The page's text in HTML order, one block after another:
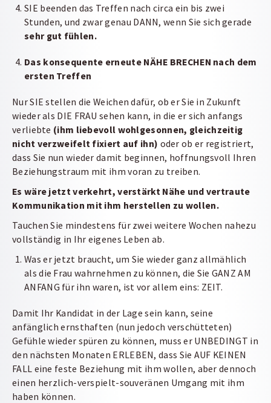
SIE beenden das Treffen nach circa ein bis zwei
Stunden, und zwar genau DANN, wenn Sie sich gerade
sehr gut fühlen.
Das konsequente erneute NÄHE BRECHEN nach dem
ersten Treffen
Nur SIE stellen die Weichen dafür, ob er Sie in Zukunft
wieder als DIE FRAU sehen kann, in die er sich anfangs
verliebte (ihm liebevoll wohlgesonnen, gleichzeitig
nicht verzweifelt fixiert auf ihn) oder ob er registriert,
dass Sie nun wieder damit beginnen, hoffnungsvoll Ihren
Beziehungstraum mit ihm voran zu treiben.
Es wäre jetzt verkehrt, verstärkt Nähe und vertraute
Kommunikation mit ihm herstellen zu wollen.
Tauchen Sie mindestens für zwei weitere Wochen nahezu
vollständig in Ihr eigenes Leben ab.
Was er jetzt braucht, um Sie wieder ganz allmählich
als die Frau wahrnehmen zu können, die Sie GANZ AM
ANFANG für ihn waren, ist vor allem eins: ZEIT.
Damit Ihr Kandidat in der Lage sein kann, seine
anfänglich ernsthaften (nun jedoch verschütteten)
Gefühle wieder spüren zu können, muss er UNBEDINGT in
den nächsten Monaten ERLEBEN, dass Sie AUF KEINEN
FALL eine feste Beziehung mit ihm wollen, aber dennoch
einen herzlich-verspielt-souveränen Umgang mit ihm
haben können.